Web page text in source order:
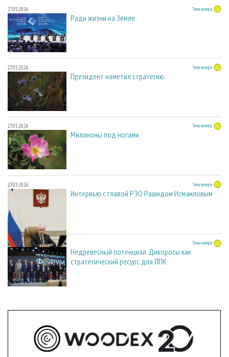
27.05.2026 Тема номера
Ради жизни на Земле
27.05.2026 Тема номера
Президент наметил стратегию
27.05.2026 Тема номера
Миллионы под ногами
27.05.2026 Тема номера
Интервью с главой РЭО Рашидом Исмаиловым
27.05.2026 Тема номера
Недревесный потенциал. Дикоросы как
стратегический ресурс для ЛПК